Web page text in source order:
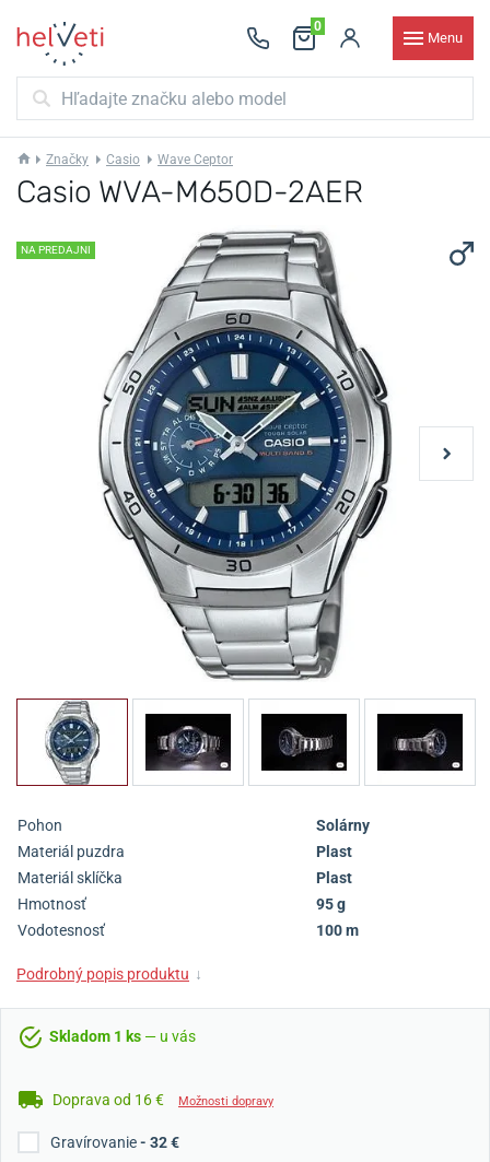
0
Menu
Značky Casio Wave Ceptor
Casio WVA-M650D-2AER
NA PREDAJNI
Pohon
Solárny
Materiál puzdra
Plast
Materiál sklíčka
Plast
Hmotnosť
95 g
Vodotesnosť
100 m
Podrobný popis produktu ↓
Skladom 1 ks — u vás
Doprava od 16 € Možnosti dopravy
Gravírovanie- 32 €